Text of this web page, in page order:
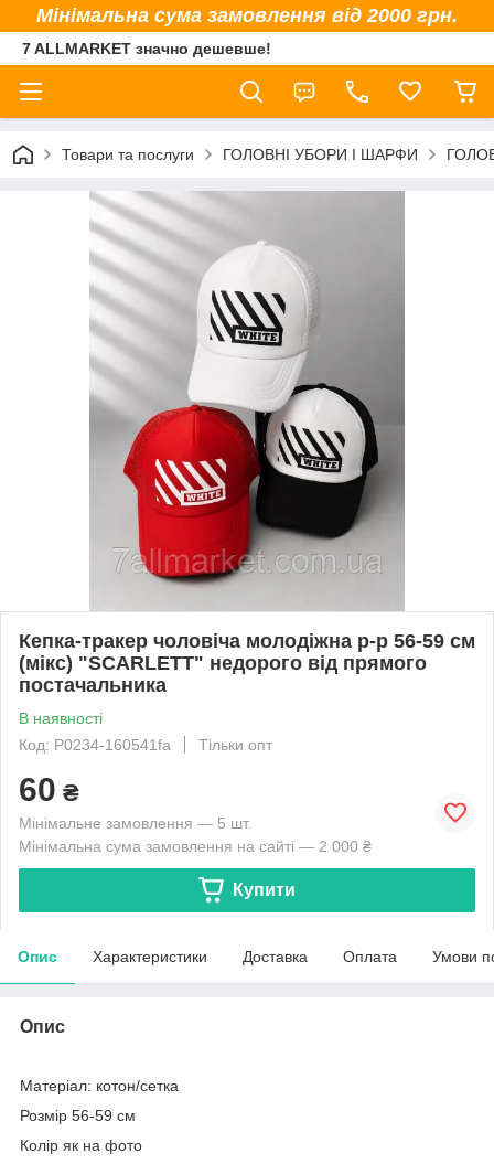
Мінімальна сума замовлення від 2000 грн.
7 ALLMARKET значно дешевше!
Товари та послуги ГОЛОВНІ УБОРИ І ШАРФИ
Кепка-тракер чоловіча молодіжна р-р 56-59 см
(мікс) "SCARLETT" недорого від прямого
постачальника
В наявності
Код: P0234-160541fa
Тільки опт
60 ₴
Мінімальне замовлення — 5 шт.
Мінімальна сума замовлення на сайті — 2 000 ₴
Купити
Опис Характеристики Доставка Оплата Умови
Опис
Матеріал: котон/сетка
Розмір 56-59 см
Колір як на фото